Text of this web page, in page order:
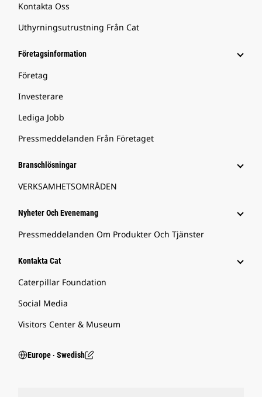
Kontakta Oss
Uthyrningsutrustning Från Cat
Företagsinformation
Företag
Investerare
Lediga Jobb
Pressmeddelanden Från Företaget
Branschlösningar
VERKSAMHETSOMRÅDEN
Nyheter Och Evenemang
Pressmeddelanden Om Produkter Och Tjänster
Kontakta Cat
Caterpillar Foundation
Social Media
Visitors Center & Museum
Europe ‧ Swedish